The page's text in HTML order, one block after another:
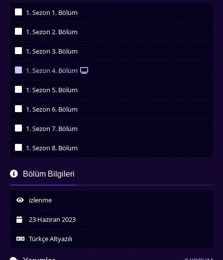
1. Sezon 1. Bölüm
1. Sezon 2. Bölüm
1. Sezon 3. Bölüm
1. Sezon 4. Bölüm
1. Sezon 5. Bölüm
1. Sezon 6. Bölüm
1. Sezon 7. Bölüm
1. Sezon 8. Bölüm
Bölüm Bilgileri
izlenme
23 Haziran 2023
Türkçe Altyazılı